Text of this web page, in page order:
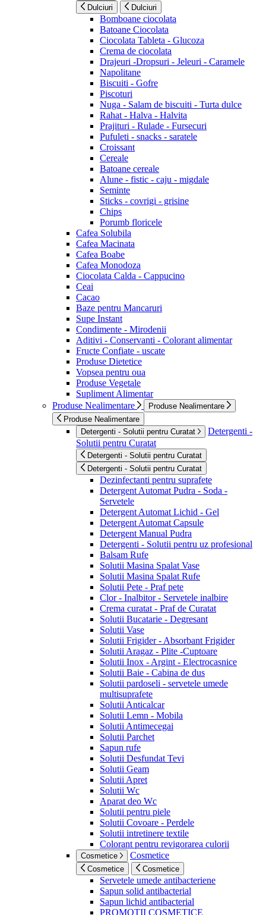
Dulciuri Dulciuri
Bomboane ciocolata
Batoane Ciocolata
Ciocolata Tableta - Glucoza
Crema de ciocolata
Drajeuri -Dropsuri - Jeleuri - Caramele
Napolitane
Biscuiti - Gofre
Piscoturi
Nuga - Salam de biscuiti - Turta dulce
Rahat - Halva - Halvita
Prajituri - Rulade - Fursecuri
Pufuleti - snacks - saratele
Croissant
Cereale
Batoane cereale
Alune - fistic - caju - migdale
Seminte
Sticks - covrigi - grisine
Chips
Porumb floricele
Cafea Solubila
Cafea Macinata
Cafea Boabe
Cafea Monodoza
Ciocolata Calda - Cappucino
Ceai
Cacao
Baze pentru Mancaruri
Supe Instant
Condimente - Mirodenii
Aditivi - Conservanti - Colorant alimentar
Fructe Confiate - uscate
Produse Dietetice
Vopsea pentru oua
Produse Vegetale
Supliment Alimentar
Produse Nealimentare
Produse Nealimentare
Produse Nealimentare
Detergenti - Solutii pentru Curatat
Detergenti -
Solutii pentru Curatat
Detergenti - Solutii pentru Curatat
Detergenti - Solutii pentru Curatat
Dezinfectanti pentru suprafete
Detergent Automat Pudra - Soda -
Servetele
Detergent Automat Lichid - Gel
Detergent Automat Capsule
Detergent Manual Pudra
Detergenti - Solutii pentru uz profesional
Balsam Rufe
Solutii Masina Spalat Vase
Solutii Masina Spalat Rufe
Solutii Pete - Praf pete
Clor - Inalbitor - Servetele inalbire
Crema curatat - Praf de Curatat
Solutii Bucatarie - Degresant
Solutii Vase
Solutii Frigider - Absorbant Frigider
Solutii Aragaz - Plite -Cuptoare
Solutii Inox - Argint - Electrocasnice
Solutii Baie - Cabina de dus
Solutii pardoseli - servetele umede
multisuprafete
Solutii Anticalcar
Solutii Lemn - Mobila
Solutii Antimecegai
Solutii Parchet
Sapun rufe
Solutii Desfundat Tevi
Solutii Geam
Solutii Apret
Solutii Wc
Aparat deo Wc
Solutii pentru piele
Solutii Covoare - Perdele
Solutii intretinere textile
Colorant pentru revigorarea culorii
Cosmetice Cosmetice
Cosmetice Cosmetice
Servetele umede antibacteriene
Sapun solid antibacterial
Sapun lichid antibacterial
PROMOTII COSMETICE